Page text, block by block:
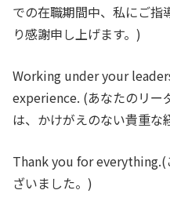
での在職期間中、私にご指
り感謝申し上げます。)
Working under your
experience. (あなたのリー
は、かけがえのない貴重な
Thank you for everything.(
ざいました。)